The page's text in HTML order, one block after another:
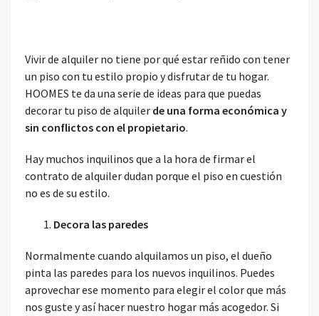
Vivir de alquiler no tiene por qué estar reñido con tener
un piso con tu estilo propio y disfrutar de tu hogar.
HOOMES te da una serie de ideas para que puedas
decorar tu piso de alquiler de una forma económica y
sin conflictos con el propietario.
Hay muchos inquilinos que a la hora de firmar el
contrato de alquiler dudan porque el piso en cuestión
no es de su estilo.
Decora las paredes
Normalmente cuando alquilamos un piso, el dueño
pinta las paredes para los nuevos inquilinos. Puedes
aprovechar ese momento para elegir el color que más
nos guste y así hacer nuestro hogar más acogedor. Si